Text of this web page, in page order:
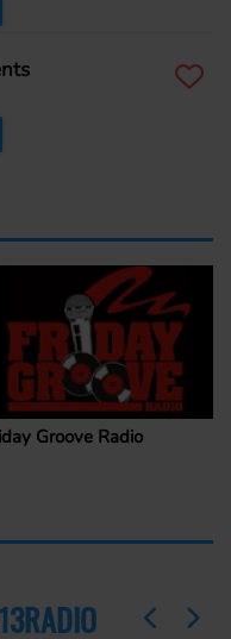
Groove Radio